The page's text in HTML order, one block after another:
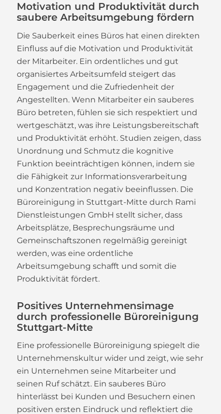
Motivation und Produktivität durch
saubere Arbeitsumgebung fördern
Die Sauberkeit eines Büros hat einen direkten
Einfluss auf die Motivation und Produktivität
der Mitarbeiter. Ein ordentliches und gut
organisiertes Arbeitsumfeld steigert das
Engagement und die Zufriedenheit der
Angestellten. Wenn Mitarbeiter ein sauberes
Büro betreten, fühlen sie sich respektiert und
wertgeschätzt, was ihre Leistungsbereitschaft
und Produktivität erhöht. Studien zeigen, dass
Unordnung und Schmutz die kognitive
Funktion beeinträchtigen können, indem sie
die Fähigkeit zur Informationsverarbeitung
und Konzentration negativ beeinflussen. Die
Büroreinigung in Stuttgart-Mitte durch Rami
Dienstleistungen GmbH stellt sicher, dass
Arbeitsplätze, Besprechungsräume und
Gemeinschaftszonen regelmäßig gereinigt
werden, was eine ordentliche
Arbeitsumgebung schafft und somit die
Produktivität fördert.
Positives Unternehmensimage
durch professionelle Büroreinigung
Stuttgart-Mitte
Eine professionelle Büroreinigung spiegelt die
Unternehmenskultur wider und zeigt, wie sehr
ein Unternehmen seine Mitarbeiter und
seinen Ruf schätzt. Ein sauberes Büro
hinterlässt bei Kunden und Besuchern einen
positiven ersten Eindruck und reflektiert die